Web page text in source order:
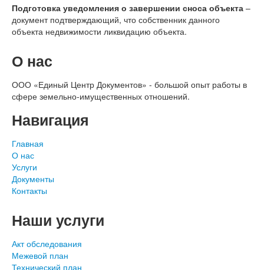
Подготовка уведомления о завершении сноса объекта –
документ подтверждающий, что собственник данного
объекта недвижимости ликвидацию объекта.
О нас
ООО «Единый Центр Документов» - большой опыт работы в
сфере земельно-имущественных отношений.
Навигация
Главная
О нас
Услуги
Документы
Контакты
Наши услуги
Акт обследования
Межевой план
Технический план